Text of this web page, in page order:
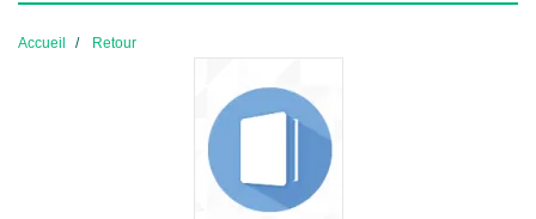
Accueil Retour